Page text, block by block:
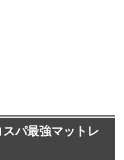
パ最強マットレ